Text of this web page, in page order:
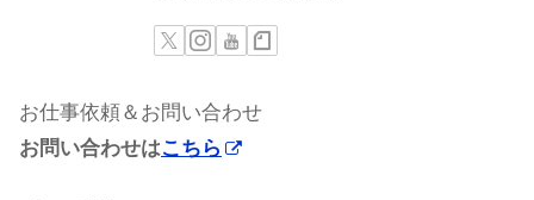
お仕事依頼＆お問い合わせ
お問い合わせはこちら